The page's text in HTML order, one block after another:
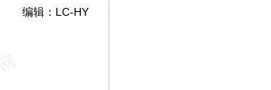
编辑：LC-HY